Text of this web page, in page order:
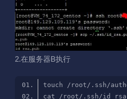
2.在服务器B执行
touch /root/.ssh/
cat /root/.ssh/